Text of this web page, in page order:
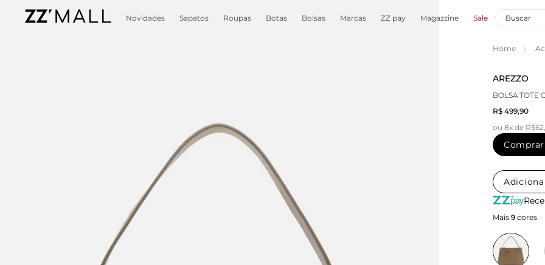
Novidades Sapatos Roupas Botas Bolsas Marcas ZZ pay Magazzine Sale
Home
AREZZO
BOLSA TOTE
R$ 499,90
ou 8x de
Comprar
Mais 9 cores